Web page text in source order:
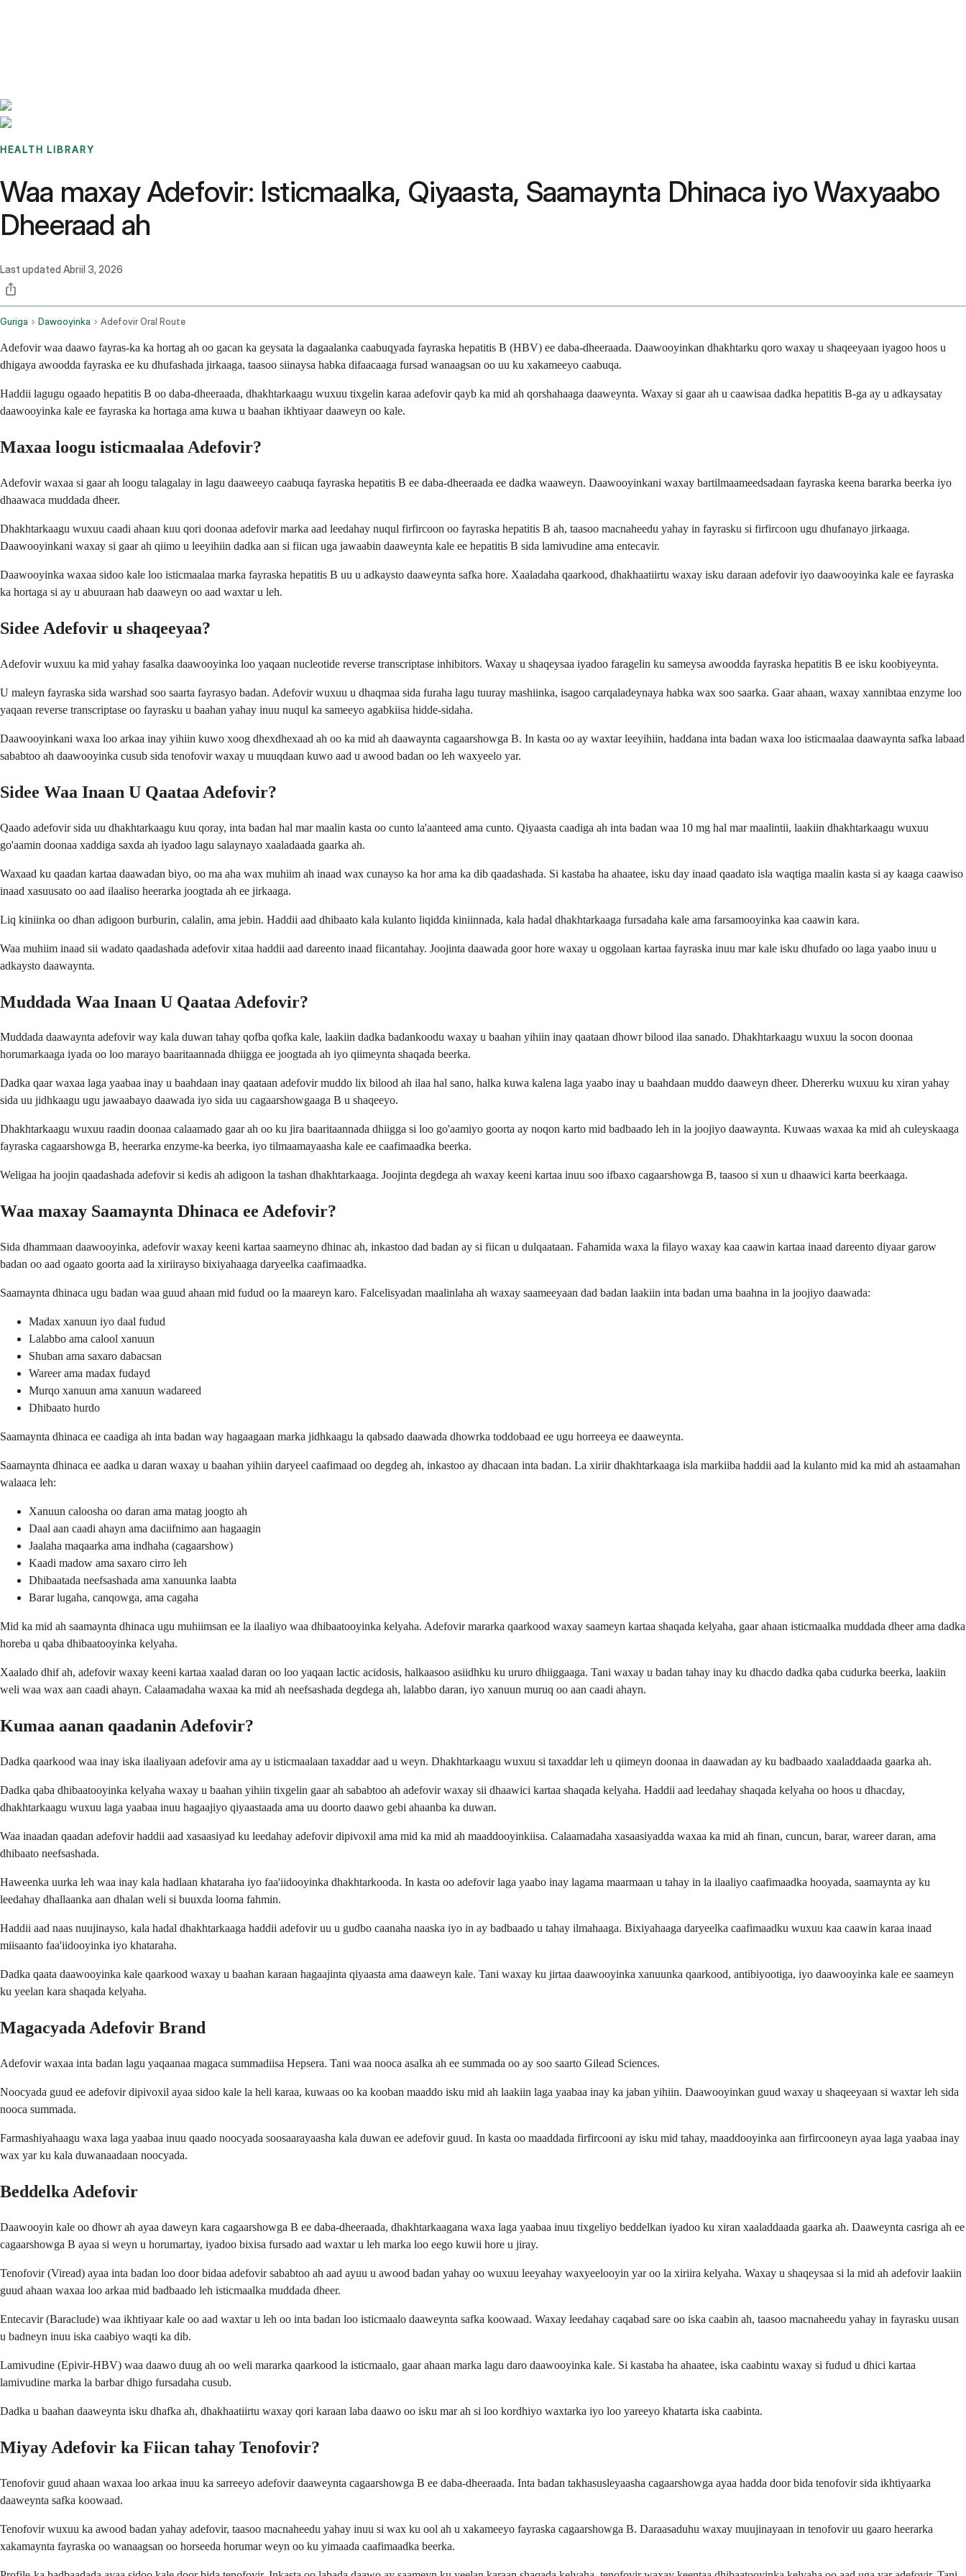
HEALTH LIBRARY
Waa maxay Adefovir: Isticmaalka, Qiyaasta, Saamaynta Dhinaca iyo Waxyaabo
Dheeraad ah
Last updated Abriil 3, 2026
Guriga Dawooyinka Adefovir Oral Route
Adefovir waa daawo fayras-ka ka hortag ah oo gacan ka geysata la dagaalanka caabuqyada fayraska hepatitis B (HBV) ee daba-dheeraada. Daawooyinkan dhakhtarku qoro waxay u shaqeeyaan iyagoo hoos u
dhigaya awoodda fayraska ee ku dhufashada jirkaaga, taasoo siinaysa habka difaacaaga fursad wanaagsan oo uu ku xakameeyo caabuqa.
Haddii lagugu ogaado hepatitis B oo daba-dheeraada, dhakhtarkaagu wuxuu tixgelin karaa adefovir qayb ka mid ah qorshahaaga daaweynta. Waxay si gaar ah u caawisaa dadka hepatitis B-ga ay u adkaysatay
daawooyinka kale ee fayraska ka hortaga ama kuwa u baahan ikhtiyaar daaweyn oo kale.
Maxaa loogu isticmaalaa Adefovir?
Adefovir waxaa si gaar ah loogu talagalay in lagu daaweeyo caabuqa fayraska hepatitis B ee daba-dheeraada ee dadka waaweyn. Daawooyinkani waxay bartilmaameedsadaan fayraska keena bararka beerka iyo
dhaawaca muddada dheer.
Dhakhtarkaagu wuxuu caadi ahaan kuu qori doonaa adefovir marka aad leedahay nuqul firfircoon oo fayraska hepatitis B ah, taasoo macnaheedu yahay in fayrasku si firfircoon ugu dhufanayo jirkaaga.
Daawooyinkani waxay si gaar ah qiimo u leeyihiin dadka aan si fiican uga jawaabin daaweynta kale ee hepatitis B sida lamivudine ama entecavir.
Daawooyinka waxaa sidoo kale loo isticmaalaa marka fayraska hepatitis B uu u adkaysto daaweynta safka hore. Xaaladaha qaarkood, dhakhaatiirtu waxay isku daraan adefovir iyo daawooyinka kale ee fayraska
ka hortaga si ay u abuuraan hab daaweyn oo aad waxtar u leh.
Sidee Adefovir u shaqeeyaa?
Adefovir wuxuu ka mid yahay fasalka daawooyinka loo yaqaan nucleotide reverse transcriptase inhibitors. Waxay u shaqeysaa iyadoo faragelin ku sameysa awoodda fayraska hepatitis B ee isku koobiyeynta.
U maleyn fayraska sida warshad soo saarta fayrasyo badan. Adefovir wuxuu u dhaqmaa sida furaha lagu tuuray mashiinka, isagoo carqaladeynaya habka wax soo saarka. Gaar ahaan, waxay xannibtaa enzyme loo
yaqaan reverse transcriptase oo fayrasku u baahan yahay inuu nuqul ka sameeyo agabkiisa hidde-sidaha.
Daawooyinkani waxa loo arkaa inay yihiin kuwo xoog dhexdhexaad ah oo ka mid ah daawaynta cagaarshowga B. In kasta oo ay waxtar leeyihiin, haddana inta badan waxa loo isticmaalaa daawaynta safka labaad
sababtoo ah daawooyinka cusub sida tenofovir waxay u muuqdaan kuwo aad u awood badan oo leh waxyeelo yar.
Sidee Waa Inaan U Qaataa Adefovir?
Qaado adefovir sida uu dhakhtarkaagu kuu qoray, inta badan hal mar maalin kasta oo cunto la'aanteed ama cunto. Qiyaasta caadiga ah inta badan waa 10 mg hal mar maalintii, laakiin dhakhtarkaagu wuxuu
go'aamin doonaa xaddiga saxda ah iyadoo lagu salaynayo xaaladaada gaarka ah.
Waxaad ku qaadan kartaa daawadan biyo, oo ma aha wax muhiim ah inaad wax cunayso ka hor ama ka dib qaadashada. Si kastaba ha ahaatee, isku day inaad qaadato isla waqtiga maalin kasta si ay kaaga caawiso
inaad xasuusato oo aad ilaaliso heerarka joogtada ah ee jirkaaga.
Liq kiniinka oo dhan adigoon burburin, calalin, ama jebin. Haddii aad dhibaato kala kulanto liqidda kiniinnada, kala hadal dhakhtarkaaga fursadaha kale ama farsamooyinka kaa caawin kara.
Waa muhiim inaad sii wadato qaadashada adefovir xitaa haddii aad dareento inaad fiicantahay. Joojinta daawada goor hore waxay u oggolaan kartaa fayraska inuu mar kale isku dhufado oo laga yaabo inuu u
adkaysto daawaynta.
Muddada Waa Inaan U Qaataa Adefovir?
Muddada daawaynta adefovir way kala duwan tahay qofba qofka kale, laakiin dadka badankoodu waxay u baahan yihiin inay qaataan dhowr bilood ilaa sanado. Dhakhtarkaagu wuxuu la socon doonaa
horumarkaaga iyada oo loo marayo baaritaannada dhiigga ee joogtada ah iyo qiimeynta shaqada beerka.
Dadka qaar waxaa laga yaabaa inay u baahdaan inay qaataan adefovir muddo lix bilood ah ilaa hal sano, halka kuwa kalena laga yaabo inay u baahdaan muddo daaweyn dheer. Dhererku wuxuu ku xiran yahay
sida uu jidhkaagu ugu jawaabayo daawada iyo sida uu cagaarshowgaaga B u shaqeeyo.
Dhakhtarkaagu wuxuu raadin doonaa calaamado gaar ah oo ku jira baaritaannada dhiigga si loo go'aamiyo goorta ay noqon karto mid badbaado leh in la joojiyo daawaynta. Kuwaas waxaa ka mid ah culeyskaaga
fayraska cagaarshowga B, heerarka enzyme-ka beerka, iyo tilmaamayaasha kale ee caafimaadka beerka.
Weligaa ha joojin qaadashada adefovir si kedis ah adigoon la tashan dhakhtarkaaga. Joojinta degdega ah waxay keeni kartaa inuu soo ifbaxo cagaarshowga B, taasoo si xun u dhaawici karta beerkaaga.
Waa maxay Saamaynta Dhinaca ee Adefovir?
Sida dhammaan daawooyinka, adefovir waxay keeni kartaa saameyno dhinac ah, inkastoo dad badan ay si fiican u dulqaataan. Fahamida waxa la filayo waxay kaa caawin kartaa inaad dareento diyaar garow
badan oo aad ogaato goorta aad la xiriirayso bixiyahaaga daryeelka caafimaadka.
Saamaynta dhinaca ugu badan waa guud ahaan mid fudud oo la maareyn karo. Falcelisyadan maalinlaha ah waxay saameeyaan dad badan laakiin inta badan uma baahna in la joojiyo daawada:
Madax xanuun iyo daal fudud
Lalabbo ama calool xanuun
Shuban ama saxaro dabacsan
Wareer ama madax fudayd
Murqo xanuun ama xanuun wadareed
Dhibaato hurdo
Saamaynta dhinaca ee caadiga ah inta badan way hagaagaan marka jidhkaagu la qabsado daawada dhowrka toddobaad ee ugu horreeya ee daaweynta.
Saamaynta dhinaca ee aadka u daran waxay u baahan yihiin daryeel caafimaad oo degdeg ah, inkastoo ay dhacaan inta badan. La xiriir dhakhtarkaaga isla markiiba haddii aad la kulanto mid ka mid ah astaamahan
walaaca leh:
Xanuun caloosha oo daran ama matag joogto ah
Daal aan caadi ahayn ama daciifnimo aan hagaagin
Jaalaha maqaarka ama indhaha (cagaarshow)
Kaadi madow ama saxaro cirro leh
Dhibaatada neefsashada ama xanuunka laabta
Barar lugaha, canqowga, ama cagaha
Mid ka mid ah saamaynta dhinaca ugu muhiimsan ee la ilaaliyo waa dhibaatooyinka kelyaha. Adefovir mararka qaarkood waxay saameyn kartaa shaqada kelyaha, gaar ahaan isticmaalka muddada dheer ama dadka
horeba u qaba dhibaatooyinka kelyaha.
Xaalado dhif ah, adefovir waxay keeni kartaa xaalad daran oo loo yaqaan lactic acidosis, halkaasoo asiidhku ku ururo dhiiggaaga. Tani waxay u badan tahay inay ku dhacdo dadka qaba cudurka beerka, laakiin
weli waa wax aan caadi ahayn. Calaamadaha waxaa ka mid ah neefsashada degdega ah, lalabbo daran, iyo xanuun muruq oo aan caadi ahayn.
Kumaa aanan qaadanin Adefovir?
Dadka qaarkood waa inay iska ilaaliyaan adefovir ama ay u isticmaalaan taxaddar aad u weyn. Dhakhtarkaagu wuxuu si taxaddar leh u qiimeyn doonaa in daawadan ay ku badbaado xaaladdaada gaarka ah.
Dadka qaba dhibaatooyinka kelyaha waxay u baahan yihiin tixgelin gaar ah sababtoo ah adefovir waxay sii dhaawici kartaa shaqada kelyaha. Haddii aad leedahay shaqada kelyaha oo hoos u dhacday,
dhakhtarkaagu wuxuu laga yaabaa inuu hagaajiyo qiyaastaada ama uu doorto daawo gebi ahaanba ka duwan.
Waa inaadan qaadan adefovir haddii aad xasaasiyad ku leedahay adefovir dipivoxil ama mid ka mid ah maaddooyinkiisa. Calaamadaha xasaasiyadda waxaa ka mid ah finan, cuncun, barar, wareer daran, ama
dhibaato neefsashada.
Haweenka uurka leh waa inay kala hadlaan khataraha iyo faa'iidooyinka dhakhtarkooda. In kasta oo adefovir laga yaabo inay lagama maarmaan u tahay in la ilaaliyo caafimaadka hooyada, saamaynta ay ku
leedahay dhallaanka aan dhalan weli si buuxda looma fahmin.
Haddii aad naas nuujinayso, kala hadal dhakhtarkaaga haddii adefovir uu u gudbo caanaha naaska iyo in ay badbaado u tahay ilmahaaga. Bixiyahaaga daryeelka caafimaadku wuxuu kaa caawin karaa inaad
miisaanto faa'iidooyinka iyo khataraha.
Dadka qaata daawooyinka kale qaarkood waxay u baahan karaan hagaajinta qiyaasta ama daaweyn kale. Tani waxay ku jirtaa daawooyinka xanuunka qaarkood, antibiyootiga, iyo daawooyinka kale ee saameyn
ku yeelan kara shaqada kelyaha.
Magacyada Adefovir Brand
Adefovir waxaa inta badan lagu yaqaanaa magaca summadiisa Hepsera. Tani waa nooca asalka ah ee summada oo ay soo saarto Gilead Sciences.
Noocyada guud ee adefovir dipivoxil ayaa sidoo kale la heli karaa, kuwaas oo ka kooban maaddo isku mid ah laakiin laga yaabaa inay ka jaban yihiin. Daawooyinkan guud waxay u shaqeeyaan si waxtar leh sida
nooca summada.
Farmashiyahaagu waxa laga yaabaa inuu qaado noocyada soosaarayaasha kala duwan ee adefovir guud. In kasta oo maaddada firfircooni ay isku mid tahay, maaddooyinka aan firfircooneyn ayaa laga yaabaa inay
wax yar ku kala duwanaadaan noocyada.
Beddelka Adefovir
Daawooyin kale oo dhowr ah ayaa daweyn kara cagaarshowga B ee daba-dheeraada, dhakhtarkaagana waxa laga yaabaa inuu tixgeliyo beddelkan iyadoo ku xiran xaaladdaada gaarka ah. Daaweynta casriga ah ee
cagaarshowga B ayaa si weyn u horumartay, iyadoo bixisa fursado aad waxtar u leh marka loo eego kuwii hore u jiray.
Tenofovir (Viread) ayaa inta badan loo door bidaa adefovir sababtoo ah aad ayuu u awood badan yahay oo wuxuu leeyahay waxyeelooyin yar oo la xiriira kelyaha. Waxay u shaqeysaa si la mid ah adefovir laakiin
guud ahaan waxaa loo arkaa mid badbaado leh isticmaalka muddada dheer.
Entecavir (Baraclude) waa ikhtiyaar kale oo aad waxtar u leh oo inta badan loo isticmaalo daaweynta safka koowaad. Waxay leedahay caqabad sare oo iska caabin ah, taasoo macnaheedu yahay in fayrasku uusan
u badneyn inuu iska caabiyo waqti ka dib.
Lamivudine (Epivir-HBV) waa daawo duug ah oo weli mararka qaarkood la isticmaalo, gaar ahaan marka lagu daro daawooyinka kale. Si kastaba ha ahaatee, iska caabintu waxay si fudud u dhici kartaa
lamivudine marka la barbar dhigo fursadaha cusub.
Dadka u baahan daaweynta isku dhafka ah, dhakhaatiirtu waxay qori karaan laba daawo oo isku mar ah si loo kordhiyo waxtarka iyo loo yareeyo khatarta iska caabinta.
Miyay Adefovir ka Fiican tahay Tenofovir?
Tenofovir guud ahaan waxaa loo arkaa inuu ka sarreeyo adefovir daaweynta cagaarshowga B ee daba-dheeraada. Inta badan takhasusleyaasha cagaarshowga ayaa hadda door bida tenofovir sida ikhtiyaarka
daaweynta safka koowaad.
Tenofovir wuxuu ka awood badan yahay adefovir, taasoo macnaheedu yahay inuu si wax ku ool ah u xakameeyo fayraska cagaarshowga B. Daraasaduhu waxay muujinayaan in tenofovir uu gaaro heerarka
xakamaynta fayraska oo wanaagsan oo horseeda horumar weyn oo ku yimaada caafimaadka beerka.